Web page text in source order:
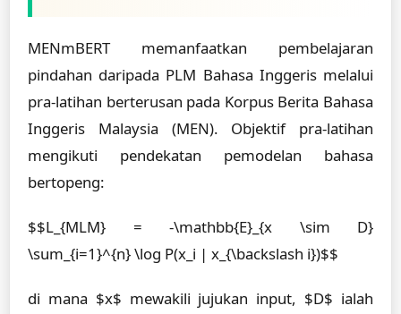
MENmBERT memanfaatkan pembelajaran
pindahan daripada PLM Bahasa Inggeris melalui
pra-latihan berterusan pada Korpus Berita Bahasa
Inggeris Malaysia (MEN). Objektif pra-latihan
mengikuti pendekatan pemodelan bahasa
bertopeng:
$$L_{MLM} = -\mathbb{E}_{x \sim D}
\sum_{i=1}^{n} \log P(x_i | x_{\backslash i})$$
di mana $x$ mewakili jujukan input, $D$ ialah